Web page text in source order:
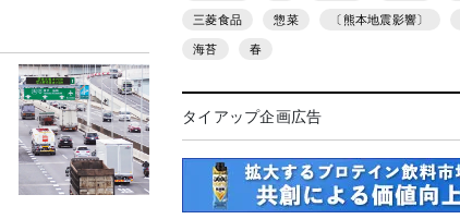
三菱食品 惣菜 〔熊本地震影響〕
海苔 春
タイアップ企画広告